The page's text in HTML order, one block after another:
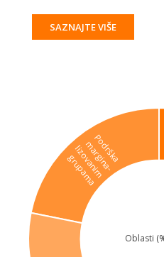
SAZNAJTE VIŠE